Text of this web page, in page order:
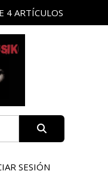
4 ARTÍCULOS
SESIÓN